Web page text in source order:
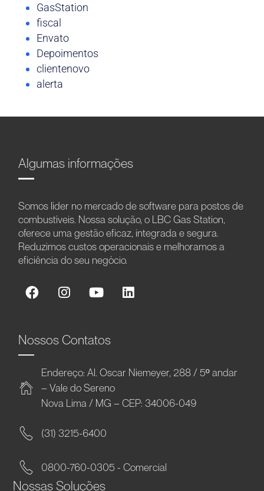
GasStation
fiscal
Envato
Depoimentos
clientenovo
alerta
Algumas informações
Somos líder no mercado de software para postos de
combustíveis. Nossa solução, o LBC Gas Station,
oferece uma gestão eficaz, integrada e segura.
Reduzimos custos operacionais e melhoramos a
eficiência do seu negócio.
Nossos Contatos
Endereço: Al. Oscar Niemeyer, 288 / 5º andar
– Vale do Sereno
Nova Lima / MG – CEP: 34006-049
(31) 3215-6400
0800-760-0305 - Comercial
Nossas Soluções